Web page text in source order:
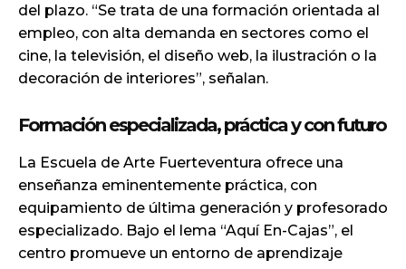
del plazo. “Se trata de una formación orientada al
empleo, con alta demanda en sectores como el
cine, la televisión, el diseño web, la ilustración o la
decoración de interiores”, señalan.
Formación especializada, práctica y con futuro
La Escuela de Arte Fuerteventura ofrece una
enseñanza eminentemente práctica, con
equipamiento de última generación y profesorado
especializado. Bajo el lema “Aquí En-Cajas”, el
centro promueve un entorno de aprendizaje